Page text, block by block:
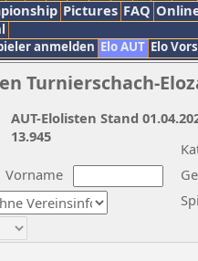
Pictures FAQ
anmelden Elo AUT Elo
Turnierschach-
Vorname
AUT-Elolisten Stand
13.945